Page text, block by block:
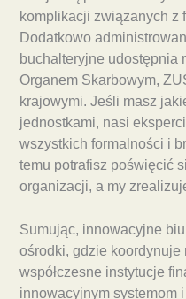
komplikacji związanych z
Dodatkowo
buchalteryjne udostępnia
Organem Skarbowym,
krajowymi. Jeśli masz
jednostkami, nasi
wszystkich formalności i
temu potrafisz poświęcić
organizacji, a my
Sumując, innowacyjne
ośrodki, gdzie koordynuje
współczesne instytucje
innowacyjnym systemom